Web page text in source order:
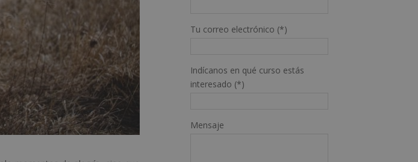
Tu correo electrónico (*)
Indícanos en qué curso estás
interesado (*)
Mensaje